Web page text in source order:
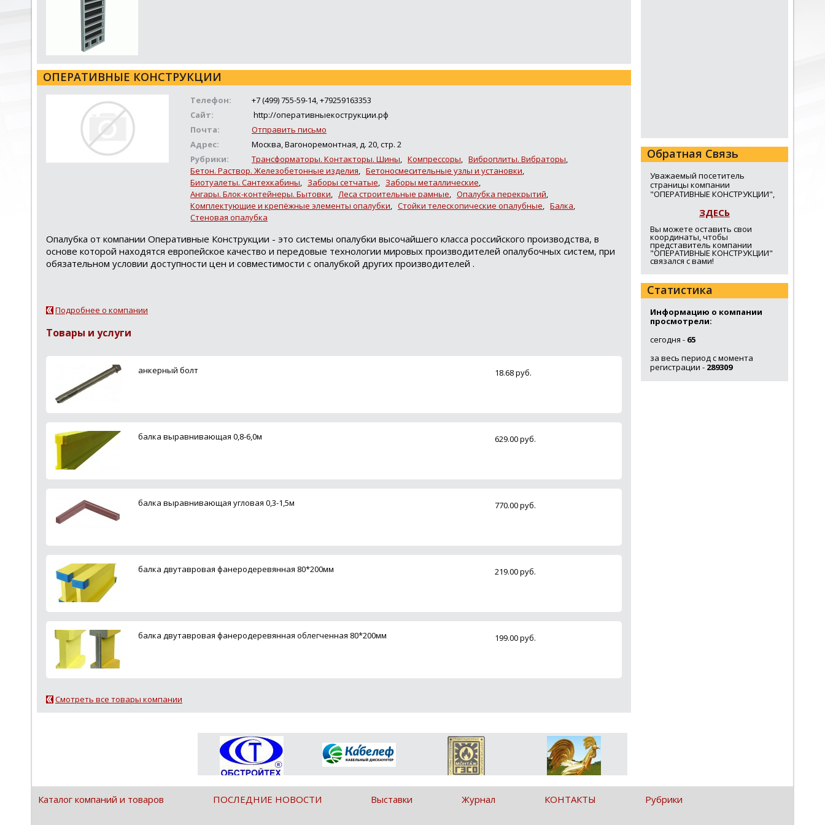
ОПЕРАТИВНЫЕ КОНСТРУКЦИИ
Телефон:
+7 (499) 755-59-14, +79259163353
Сайт:
http://оперативныекострукции.рф
Почта:
Отправить письмо
Адрес:
Москва, Вагоноремонтная, д. 20, стр. 2
Рубрики:
Трансформаторы. Контакторы. Шины, Компрессоры, Виброплиты. Вибраторы,
Бетон. Раствор. Железобетонные изделия, Бетоносмесительные узлы и установки,
Биотуалеты. Сантехкабины, Заборы сетчатые, Заборы металлические,
Ангары. Блок-контейнеры. Бытовки, Леса строительные рамные, Опалубка перекрытий,
Комплектующие и крепёжные элементы опалубки, Стойки телескопические опалубные, Балка,
Стеновая опалубка
Опалубка от компании Оперативные Конструкции - это системы опалубки высочайшего класса российского производства, в
основе которой находятся европейское качество и передовые технологии мировых производителей опалубочных систем, при
обязательном условии доступности цен и совместимости с опалубкой других производителей .
Подробнее о компании
Товары и услуги
анкерный болт 18.68 руб.
балка выравнивающая 0,8-6,0м 629.00 руб.
балка выравнивающая угловая 0,3-1,5м 770.00 руб.
балка двутавровая фанеродеревянная 80*200мм 219.00 руб.
балка двутавровая фанеродеревянная облегченная 80*200мм 199.00 руб.
Смотреть все товары компании
Обратная Связь
Уважаемый посетитель
страницы компании
"ОПЕРАТИВНЫЕ КОНСТРУКЦИИ",
ЗДЕСЬ
Вы можете оставить свои
координаты, чтобы
представитель компании
"ОПЕРАТИВНЫЕ КОНСТРУКЦИИ"
связался с вами!
Статистика
Информацию о компании
просмотрели:
сегодня - 65
за весь период с момента
регистрации - 289309
Каталог компаний и товаров ПОСЛЕДНИЕ НОВОСТИ Выставки Журнал КОНТАКТЫ Рубрики